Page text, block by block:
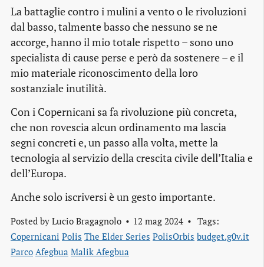
La battaglie contro i mulini a vento o le rivoluzioni
dal basso, talmente basso che nessuno se ne
accorge, hanno il mio totale rispetto – sono uno
specialista di cause perse e però da sostenere – e il
mio materiale riconoscimento della loro
sostanziale inutilità.
Con i Copernicani sa fa rivoluzione più concreta,
che non rovescia alcun ordinamento ma lascia
segni concreti e, un passo alla volta, mette la
tecnologia al servizio della crescita civile dell’Italia e
dell’Europa.
Anche solo iscriversi è un gesto importante.
Posted by Lucio Bragagnolo 12 mag 2024
Tags:
Copernicani Polis The Elder Series PolisOrbis budget.g0v.it
Parco Afegbua Malik Afegbua